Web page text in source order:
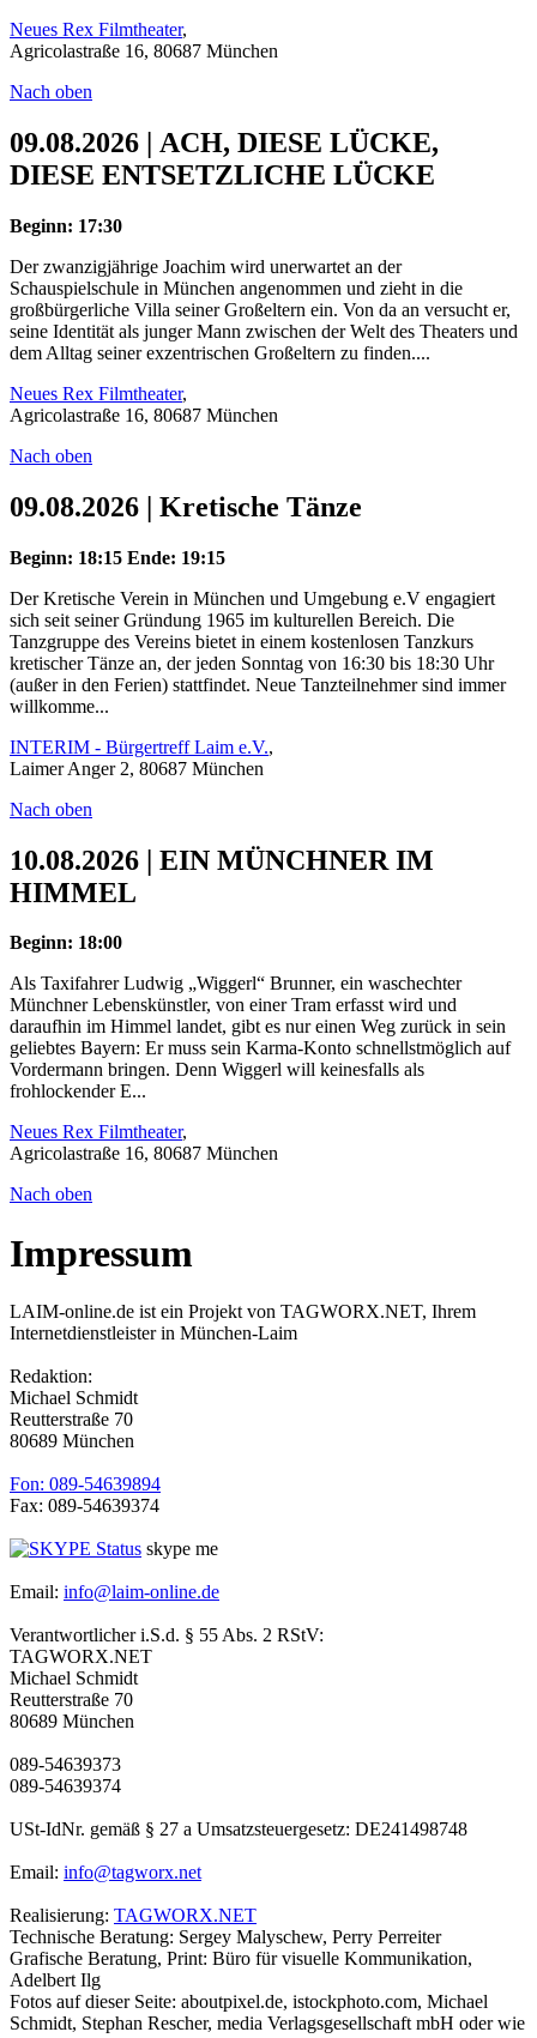
Neues Rex Filmtheater,
Agricolastraße 16, 80687 München
Nach oben
09.08.2026 | ACH, DIESE LÜCKE,
DIESE ENTSETZLICHE LÜCKE
Beginn: 17:30
Der zwanzigjährige Joachim wird unerwartet an der
Schauspielschule in München angenommen und zieht in die
großbürgerliche Villa seiner Großeltern ein. Von da an versucht er,
seine Identität als junger Mann zwischen der Welt des Theaters und
dem Alltag seiner exzentrischen Großeltern zu finden....
Neues Rex Filmtheater,
Agricolastraße 16, 80687 München
Nach oben
09.08.2026 | Kretische Tänze
Beginn: 18:15 Ende: 19:15
Der Kretische Verein in München und Umgebung e.V engagiert
sich seit seiner Gründung 1965 im kulturellen Bereich. Die
Tanzgruppe des Vereins bietet in einem kostenlosen Tanzkurs
kretischer Tänze an, der jeden Sonntag von 16:30 bis 18:30 Uhr
(außer in den Ferien) stattfindet. Neue Tanzteilnehmer sind immer
willkomme...
INTERIM - Bürgertreff Laim e.V.,
Laimer Anger 2, 80687 München
Nach oben
10.08.2026 | EIN MÜNCHNER IM
HIMMEL
Beginn: 18:00
Als Taxifahrer Ludwig „Wiggerl“ Brunner, ein waschechter
Münchner Lebenskünstler, von einer Tram erfasst wird und
daraufhin im Himmel landet, gibt es nur einen Weg zurück in sein
geliebtes Bayern: Er muss sein Karma-Konto schnellstmöglich auf
Vordermann bringen. Denn Wiggerl will keinesfalls als
frohlockender E...
Neues Rex Filmtheater,
Agricolastraße 16, 80687 München
Nach oben
Impressum
LAIM-online.de ist ein Projekt von TAGWORX.NET, Ihrem
Internetdienstleister in München-Laim
Redaktion:
Michael Schmidt
Reutterstraße 70
80689 München
Fon: 089-54639894
Fax: 089-54639374
skype me
Email: info@laim-online.de
Verantwortlicher i.S.d. § 55 Abs. 2 RStV:
TAGWORX.NET
Michael Schmidt
Reutterstraße 70
80689 München
089-54639373
089-54639374
USt-IdNr. gemäß § 27 a Umsatzsteuergesetz: DE241498748
Email: info@tagworx.net
Realisierung: TAGWORX.NET
Technische Beratung: Sergey Malyschew, Perry Perreiter
Grafische Beratung, Print: Büro für visuelle Kommunikation,
Adelbert Ilg
Fotos auf dieser Seite: aboutpixel.de, istockphoto.com, Michael
Schmidt, Stephan Rescher, media Verlagsgesellschaft mbH oder wie